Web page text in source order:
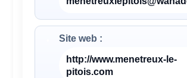
Site web :
http://www.menetreux-le-
pitois.com